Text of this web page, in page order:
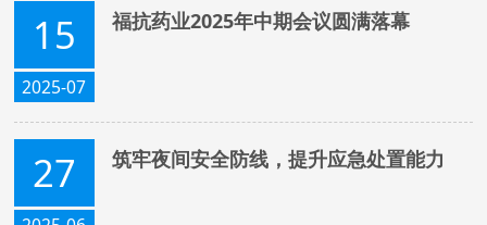
15
2025-07
福抗药业2025年中期会议圆满落幕
27 筑牢夜间安全防线，提升应急处置能力